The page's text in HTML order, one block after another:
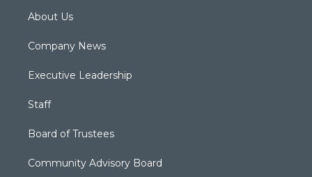
About Us
Company News
Executive Leadership
Staff
Board of Trustees
Community Advisory Board